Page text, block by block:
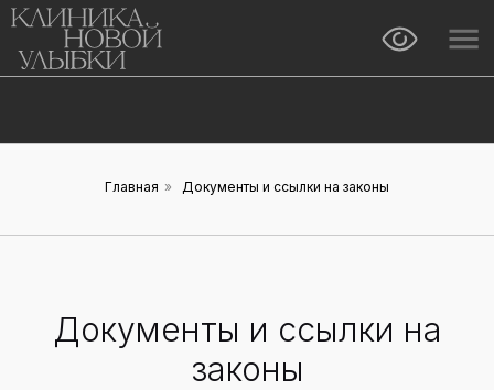
Главная » Документы и ссылки на законы
Документы и ссылки на
законы